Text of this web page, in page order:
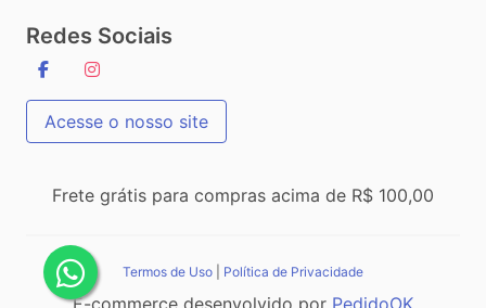
Redes Sociais
Acesse o nosso site
Frete grátis para compras acima de R$ 100,00
Termos de Uso Política de Privacidade